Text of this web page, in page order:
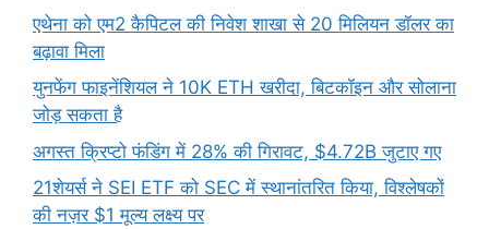
एथेना को एम2 कैपिटल की निवेश शाखा से 20 मिलियन डॉलर का
बढ़ावा मिला
युनफेंग फाइनेंशियल ने 10K ETH खरीदा, बिटकॉइन और सोलाना
जोड़ सकता है
अगस्त क्रिप्टो फंडिंग में 28% की गिरावट, $4.72B जुटाए गए
21शेयर्स ने SEI ETF को SEC में स्थानांतरित किया, विश्लेषकों
की नज़र $1 मूल्य लक्ष्य पर